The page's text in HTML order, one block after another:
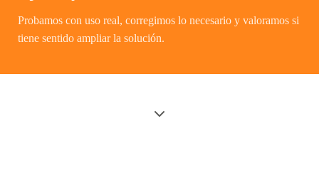
Probamos con uso real, corregimos lo necesario y valoramos si
tiene sentido ampliar la solución.